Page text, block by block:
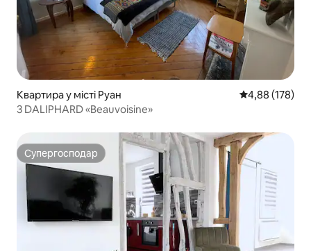
Квартира у місті Руан Середня
4,88 (178)
3 DALIPHARD «Beauvoisine»
Супергосподар
Супергосподар